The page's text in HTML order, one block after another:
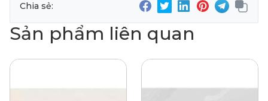
Chia sẻ:
Sản phẩm liên quan